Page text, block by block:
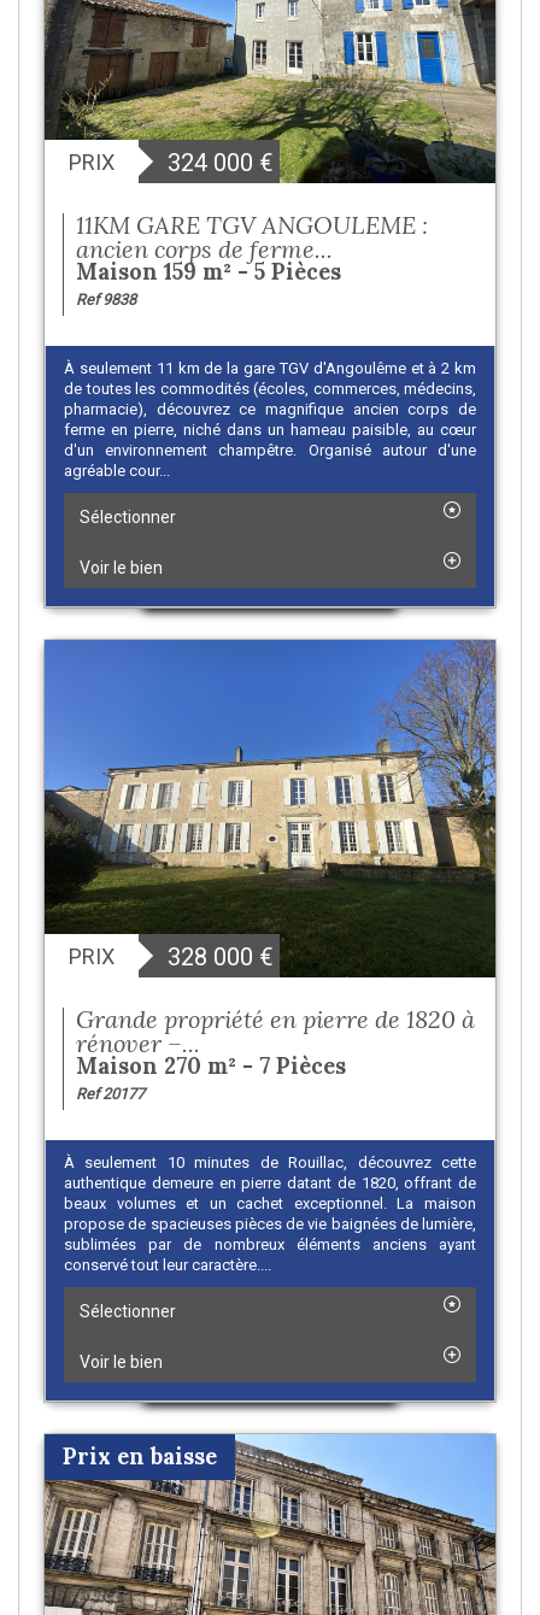
PRIX 324 000 €
11KM GARE TGV ANGOULEME :
ancien corps de ferme...
Maison 159 m² - 5 Pièces
Ref 9838
À seulement 11 km de la gare TGV d'Angoulême et à 2 km
de toutes les commodités (écoles, commerces, médecins,
pharmacie), découvrez ce magnifique ancien corps de
ferme en pierre, niché dans un hameau paisible, au cœur
d'un environnement champêtre. Organisé autour d'une
agréable cour...
Sélectionner
Voir le bien
PRIX 328 000 €
Grande propriété en pierre de 1820 à
rénover –...
Maison 270 m² - 7 Pièces
Ref 20177
À seulement 10 minutes de Rouillac, découvrez cette
authentique demeure en pierre datant de 1820, offrant de
beaux volumes et un cachet exceptionnel. La maison
propose de spacieuses pièces de vie baignées de lumière,
sublimées par de nombreux éléments anciens ayant
conservé tout leur caractère....
Sélectionner
Voir le bien
Prix en baisse